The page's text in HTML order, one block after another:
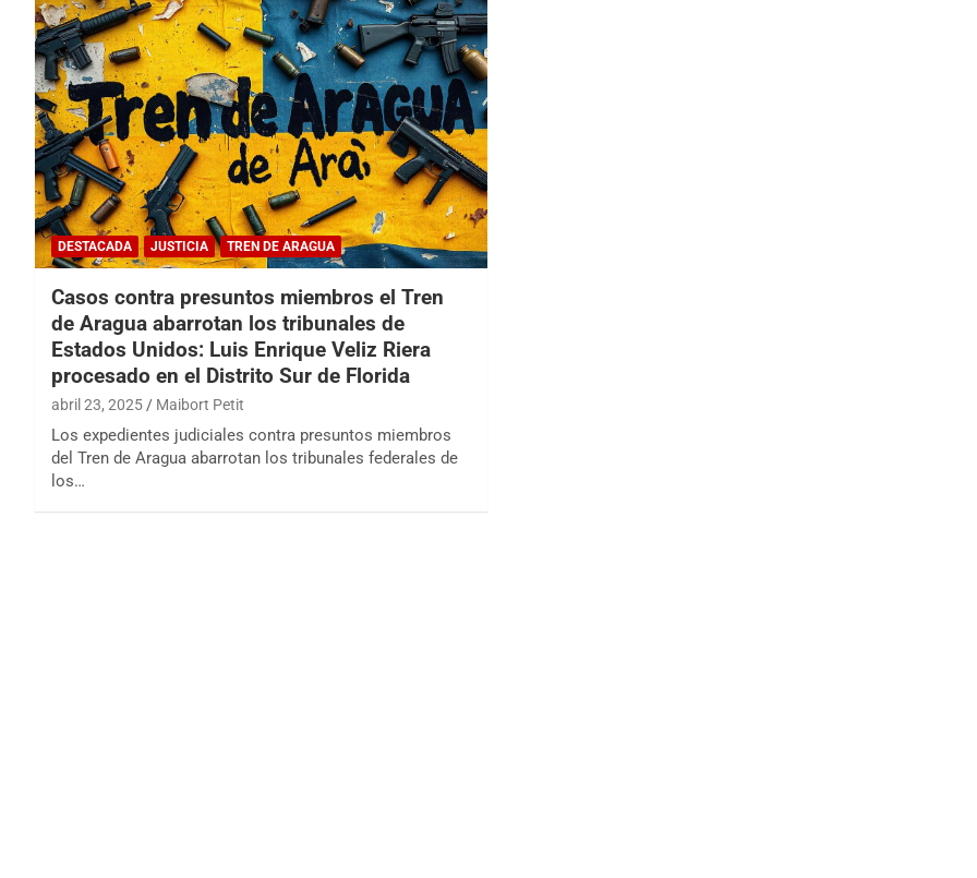
DESTACADA JUSTICIA TREN DE ARAGUA
Casos contra presuntos miembros el Tren
de Aragua abarrotan los tribunales de
Estados Unidos: Luis Enrique Veliz Riera
procesado en el Distrito Sur de Florida
abril 23, 2025 Maibort Petit
Los expedientes judiciales contra presuntos miembros
del Tren de Aragua abarrotan los tribunales federales de
los…